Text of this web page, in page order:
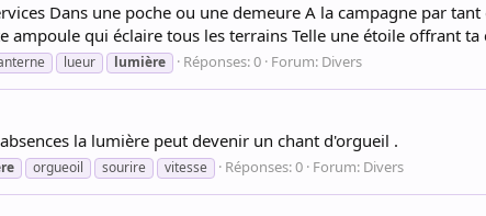
Dans une poche ou une demeure A la campagne par
qui éclaire tous les terrains Telle une étoile offrant ta
lueur lumière Réponses: 0 Forum: Divers
la lumière peut devenir un chant d'orgueil .
orgueoil sourire vitesse Réponses: 0 Forum: Divers